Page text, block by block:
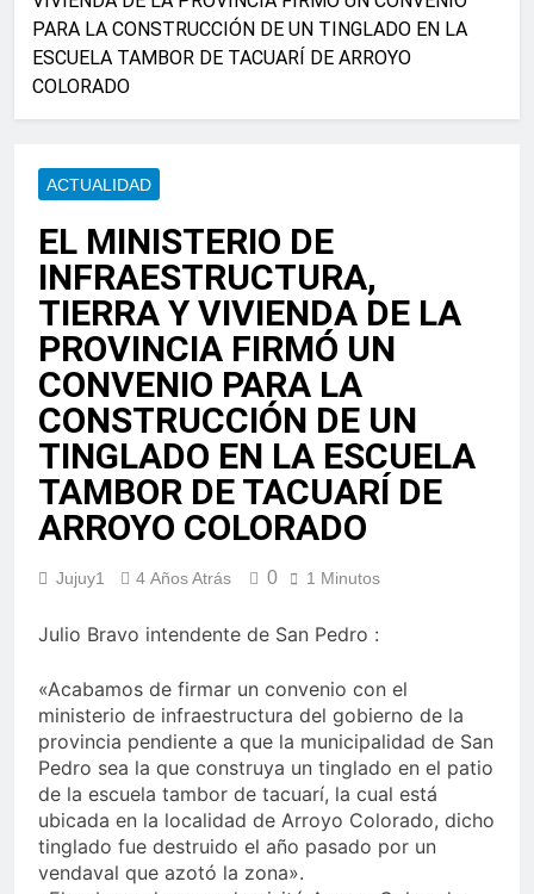
PARA LA CONSTRUCCIÓN DE UN TINGLADO EN LA
ESCUELA TAMBOR DE TACUARÍ DE ARROYO
COLORADO
ACTUALIDAD
EL MINISTERIO DE
INFRAESTRUCTURA,
TIERRA Y VIVIENDA DE LA
PROVINCIA FIRMÓ UN
CONVENIO PARA LA
CONSTRUCCIÓN DE UN
TINGLADO EN LA ESCUELA
TAMBOR DE TACUARÍ DE
ARROYO COLORADO
Jujuy1 4 Años Atrás 0 1 Minutos
Julio Bravo intendente de San Pedro :
«Acabamos de firmar un convenio con el
ministerio de infraestructura del gobierno de la
provincia pendiente a que la municipalidad de San
Pedro sea la que construya un tinglado en el patio
de la escuela tambor de tacuarí, la cual está
ubicada en la localidad de Arroyo Colorado, dicho
tinglado fue destruido el año pasado por un
vendaval que azotó la zona».